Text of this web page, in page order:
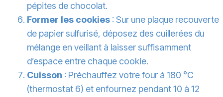
pépites de chocolat.
Former les cookies : Sur une plaque recouverte
de papier sulfurisé, déposez des cuillerées du
mélange en veillant à laisser suffisamment
d’espace entre chaque cookie.
Cuisson : Préchauffez votre four à 180 °C
(thermostat 6) et enfournez pendant 10 à 12